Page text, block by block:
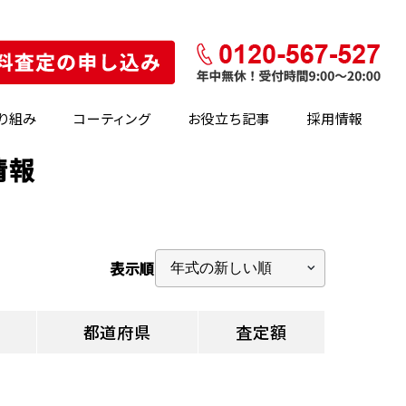
組み コーティング お役立ち記事 採用情報
報
表示順
都道府県 査定額